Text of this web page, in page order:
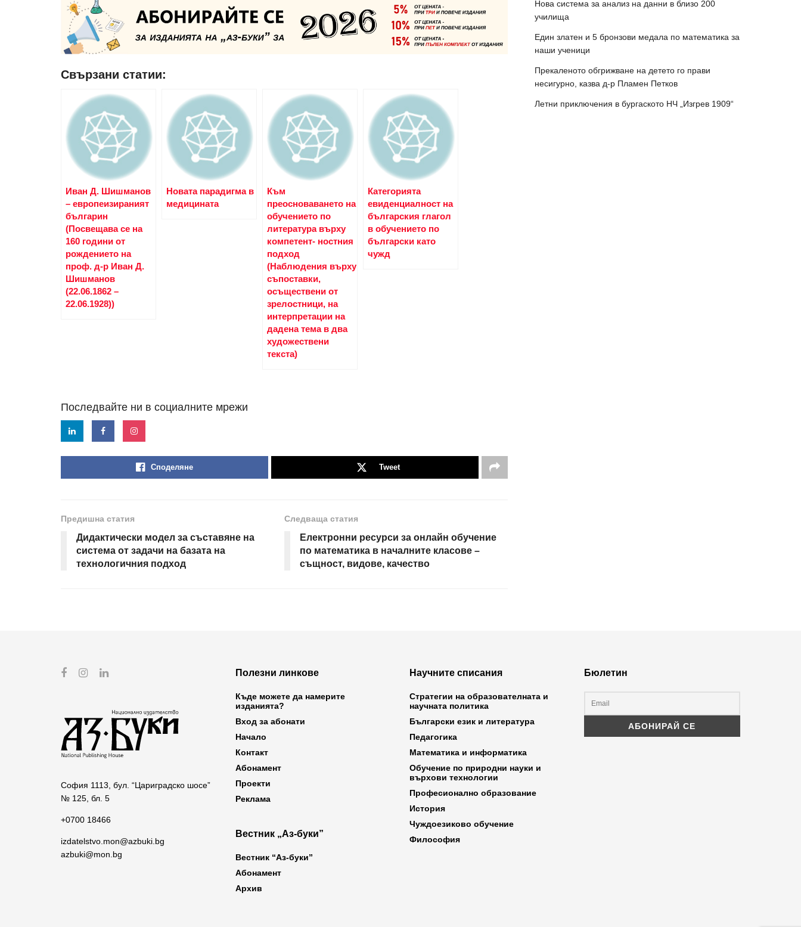
Свързани статии:
Иван Д. Шишманов
– европеизираният
българин
(Посвещава се на
160 години от
рождението на
проф. д-р Иван Д.
Шишманов
(22.06.1862 –
22.06.1928))
Новата парадигма в
медицината
Към
преосноваването на
обучението по
литература върху
компетент- ностния
подход
(Наблюдения върху
съпоставки,
осъществени от
зрелостници, на
интерпретации на
дадена тема в два
художествени
текста)
Категорията
евиденциалност на
българския глагол
в обучението по
български като
чужд
Последвайте ни в социалните мрежи
Споделяне Tweet
Предишна статия
Дидактически модел за съставяне на
система от задачи на базата на
технологичния подход
Следваща статия
Електронни ресурси за онлайн обучение
по математика в началните класове –
същност, видове, качество
Нова система за анализ на данни в близо 200
училища
Един златен и 5 бронзови медала по математика за
наши ученици
Прекаленото обгрижване на детето го прави
несигурно, казва д-р Пламен Петков
Летни приключения в бургаското НЧ „Изгрев 1909“
София 1113, бул. “Цариградско шосе”
№ 125, бл. 5
+0700 18466
izdatelstvo.mon@azbuki.bg
azbuki@mon.bg
Полезни линкове
Къде можете да намерите
изданията?
Вход за абонати
Начало
Контакт
Абонамент
Проекти
Реклама
Вестник „Аз-буки”
Вестник “Аз-буки”
Абонамент
Архив
Научните списания
Стратегии на образователната и
научната политика
Български език и литература
Педагогика
Математика и информатика
Обучение по природни науки и
върхови технологии
Професионално образование
История
Чуждоезиково обучение
Философия
Бюлетин